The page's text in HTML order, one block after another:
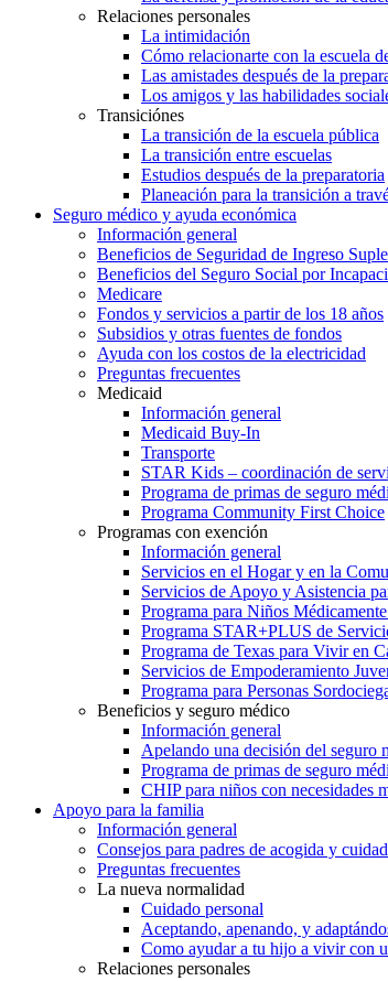
Relaciones personales
La intimidación
Cómo relacionarte con la escuela
Las amistades después de la
Los amigos y las habilidades
Transiciónes
La transición de la escuela pública
La transición entre escuelas
Estudios después de la preparatoria
Planeación para la transición a
Seguro médico y ayuda económica
Información general
Beneficios de Seguridad de Ingreso
Beneficios del Seguro Social por
Medicare
Fondos y servicios a partir de los 18 años
Subsidios y otras fuentes de fondos
Ayuda con los costos de la electricidad
Preguntas frecuentes
Medicaid
Información general
Medicaid Buy-In
Transporte
STAR Kids – coordinación de
Programa de primas de seguro
Programa Community First Choice
Programas con exención
Información general
Servicios en el Hogar y en la
Servicios de Apoyo y Asistencia
Programa para Niños
Programa STAR+PLUS de
Programa de Texas para Vivir en
Servicios de Empoderamiento
Programa para Personas
Beneficios y seguro médico
Información general
Apelando una decisión del seguro
Programa de primas de seguro
CHIP para niños con necesidades
Apoyo para la familia
Información general
Consejos para padres de acogida y
Preguntas frecuentes
La nueva normalidad
Cuidado personal
Aceptando, apenando, y
Como ayudar a tu hijo a vivir con
Relaciones personales